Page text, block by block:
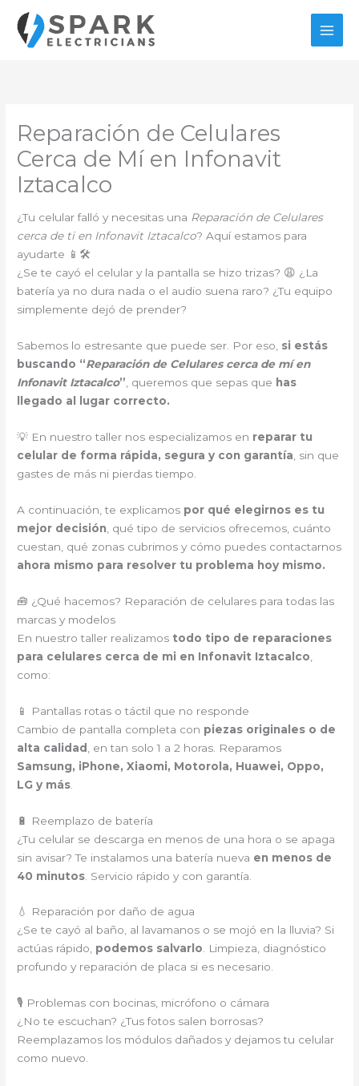
contenido
Reparación de Celulares
Cerca de Mí en Infonavit
Iztacalco
¿Tu celular falló y necesitas una Reparación de Celulares
cerca de ti en Infonavit Iztacalco? Aquí estamos para
ayudarte 📱🛠️
¿Se te cayó el celular y la pantalla se hizo trizas? 😩 ¿La
batería ya no dura nada o el audio suena raro? ¿Tu equipo
simplemente dejó de prender?
Sabemos lo estresante que puede ser. Por eso, si estás
buscando “Reparación de Celulares cerca de mí en
Infonavit Iztacalco” , queremos que sepas que has
llegado al lugar correcto.
💡 En nuestro taller nos especializamos en reparar tu
celular de forma rápida, segura y con garantía , sin que
gastes de más ni pierdas tiempo.
A continuación, te explicamos por qué elegirnos es tu
mejor decisión , qué tipo de servicios ofrecemos, cuánto
cuestan, qué zonas cubrimos y cómo puedes contactarnos
ahora mismo para resolver tu problema hoy mismo.
🧰 ¿Qué hacemos? Reparación de celulares para todas las
marcas y modelos
En nuestro taller realizamos todo tipo de reparaciones
para celulares cerca de mi en Infonavit Iztacalco
como:
📱 Pantallas rotas o táctil que no responde
Cambio de pantalla completa con piezas originales o de
alta calidad
, en tan solo 1 a 2 horas. Reparamos
Samsung, iPhone, Xiaomi, Motorola, Huawei, Oppo,
LG y más
🔋 Reemplazo de batería
¿Tu celular se descarga en menos de una hora o se apaga
sin avisar? Te instalamos una batería nueva en menos de
40 minutos . Servicio rápido y con garantía.
💧 Reparación por daño de agua
¿Se te cayó al baño, al lavamanos o se mojó en la lluvia? Si
actúas rápido, podemos salvarlo. Limpieza, diagnóstico
profundo y reparación de placa si es necesario.
🎙️ Problemas con bocinas, micrófono o cámara
¿No te escuchan? ¿Tus fotos salen borrosas?
Reemplazamos los módulos dañados y dejamos tu celular
como nuevo.